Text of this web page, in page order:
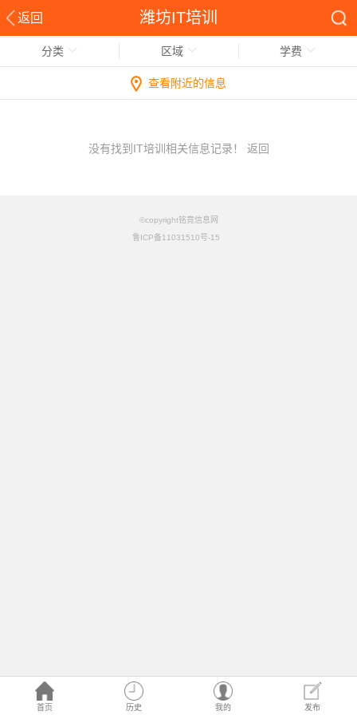
返回 潍坊IT培训
首页 历史 我的 发布
分类 区域 学费
查看附近的信息
没有找到IT培训相关信息记录！ 返回
©copyright铭竟信息网
鲁ICP备11031510号-15